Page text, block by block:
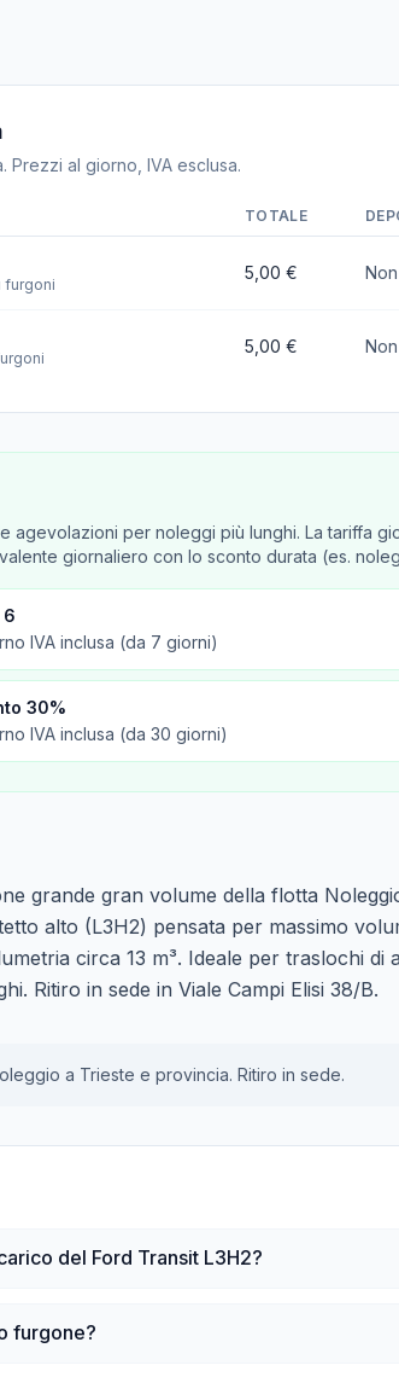
Prezzi al giorno, IVA esclusa.
TOTALE
furgoni
5,00 €
5,00 €
agevolazioni per noleggi più lunghi. La tariffa
giornaliero con lo sconto durata (es.
6
IVA inclusa (da 7 giorni)
30%
IVA inclusa (da 30 giorni)
grande gran volume della flotta
alto (L3H2) pensata per massimo
circa 13 m³. Ideale per traslochi di
Ritiro in sede in Viale Campi Elisi 38/B.
a Trieste e provincia. Ritiro in sede.
del Ford Transit L3H2?
furgone?